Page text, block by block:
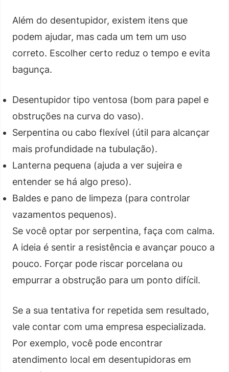
Além do desentupidor, existem itens que
podem ajudar, mas cada um tem um uso
correto. Escolher certo reduz o tempo e evita
bagunça.
Desentupidor tipo ventosa (bom para papel e
obstruções na curva do vaso).
Serpentina ou cabo flexível (útil para alcançar
mais profundidade na tubulação).
Lanterna pequena (ajuda a ver sujeira e
entender se há algo preso).
Baldes e pano de limpeza (para controlar
vazamentos pequenos).
Se você optar por serpentina, faça com calma.
A ideia é sentir a resistência e avançar pouco a
pouco. Forçar pode riscar porcelana ou
empurrar a obstrução para um ponto difícil.
Se a sua tentativa for repetida sem resultado,
vale contar com uma empresa especializada.
Por exemplo, você pode encontrar
atendimento local em desentupidoras em